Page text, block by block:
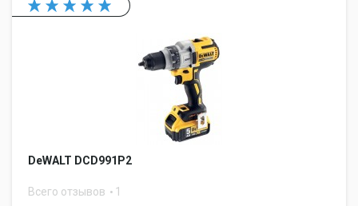
DeWALT DCD991P2
Всего отзывов 1